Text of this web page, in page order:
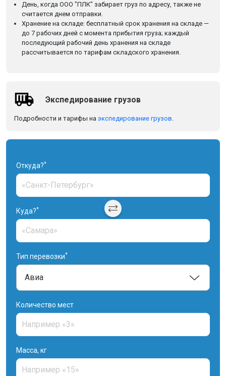
День, когда ООО "ПЛК" забирает груз по адресу, также не
считается днем отправки.
Хранение на складе: бесплатный срок хранения на складе —
до 7 рабочих дней с момента прибытия груза; каждый
последующий рабочий день хранения на складе
рассчитывается по тарифам складского хранения.
Экспедирование грузов
Подробности и тарифы на экспедирование грузов.
Откуда?*
Куда?*
Тип перевозки*
Количество мест
Масса, кг